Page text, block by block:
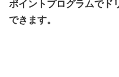
ポイントプログラムでド
できます。